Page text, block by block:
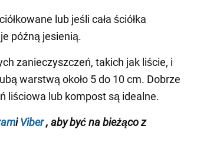
lub jeśli cała ściółka
późną jesienią.
zanieczyszczeń, takich jak liście, i
warstwą około 5 do 10 cm. Dobrze
liściowa lub kompost są idealne.
iViber, aby być na bieżąco z